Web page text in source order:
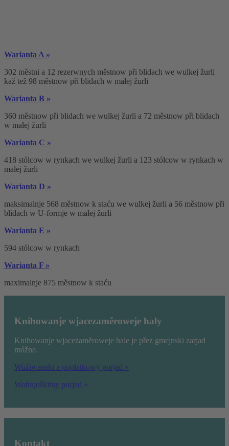
Warianta A »
302 městni a 12 rezerwnych městnow při blidach we wulkej žurli
kaž tež 98 městnow při blidach w małej žurli
Warianta B »
360 městnow při blidach we wulkej žurli a 72 městnow při blidach
w małej žurli
Warianta C »
418 stólcow w rynkach we wulkej žurli a 123 stólcow w rynkach w
małej žurli
Warianta D »
maksimalnje 568 městnow k staću we wulkej žurli a 56 městnow při
blidach w U-formje w małej žurli
Warianta E »
594 stólcow w rynkach
Warianta F »
maximalnje 875 městnow k staću
Knihowanje wjacezaměroweje haly
Knihowanje wjacezaměroweje hale je přez gmejnski zarjad
móžne.
Wužiwanski a popłatkowy porjad »
Wohnjoškitny porjad »
Kontakt